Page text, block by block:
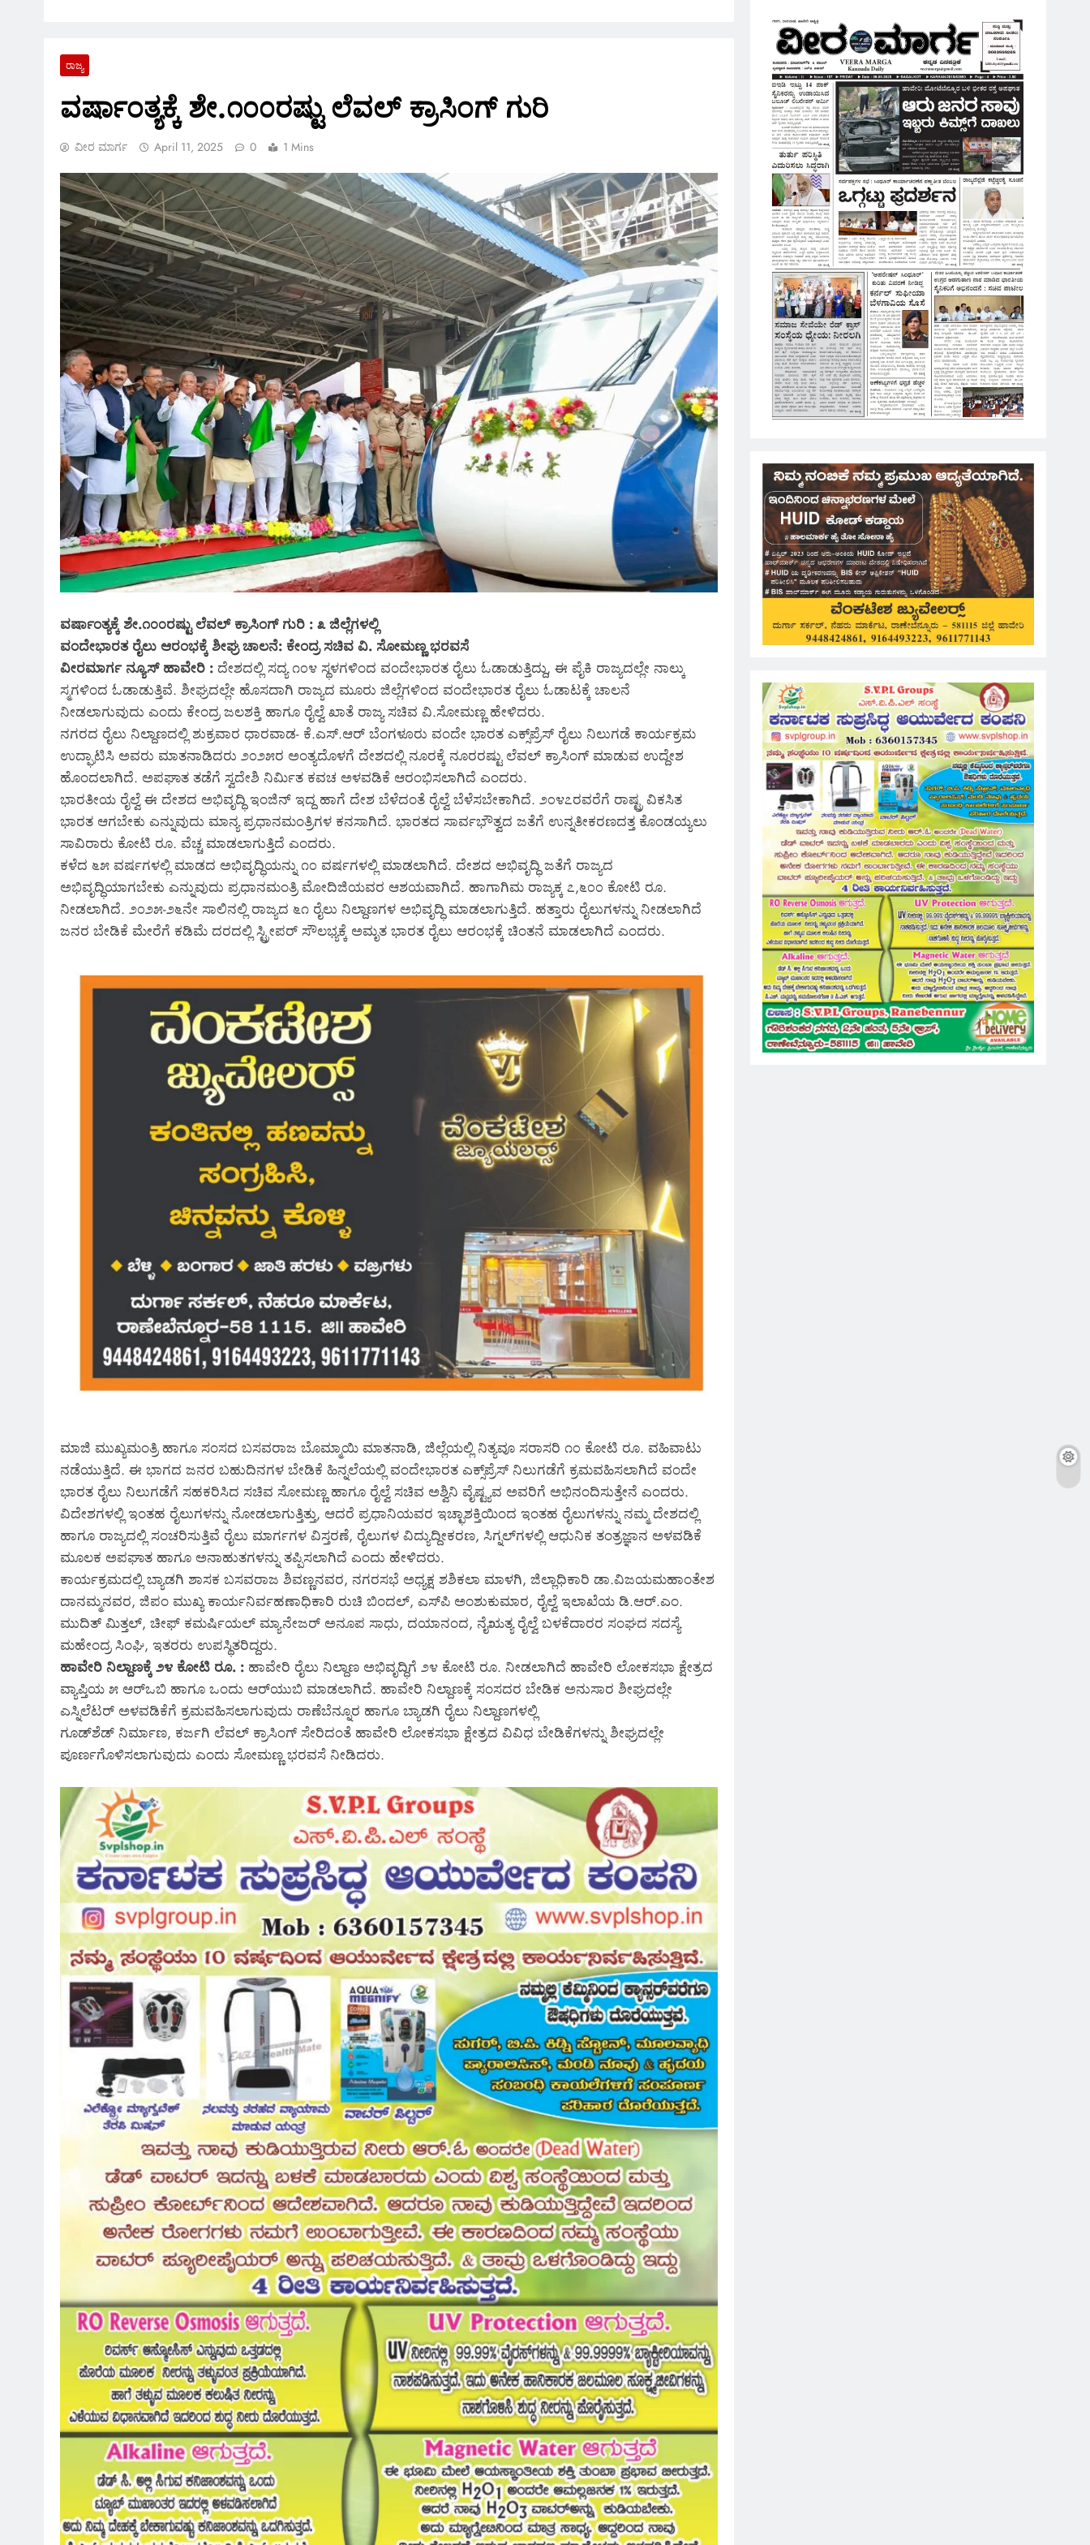
ರಾಜ್ಯ
ವರ್ಷಾಂತ್ಯಕ್ಕೆ ಶೇ.೧೦೦ರಷ್ಟು ಲೆವಲ್ ಕ್ರಾಸಿಂಗ್ ಗುರಿ
ವೀರ ಮಾರ್ಗ April 11, 2025 0 1 Mins
ವರ್ಷಾಂತ್ಯಕ್ಕೆ ಶೇ.೧೦೦ರಷ್ಟು ಲೆವಲ್ ಕ್ರಾಸಿಂಗ್ ಗುರಿ : ೩ ಜಿಲ್ಲೆಗಳಲ್ಲಿ
ವಂದೇಭಾರತ ರೈಲು ಆರಂಭಕ್ಕೆ ಶೀಘ್ರ ಚಾಲನೆ: ಕೇಂದ್ರ ಸಚಿವ ವಿ. ಸೋಮಣ್ಣ ಭರವಸೆ
ವೀರಮಾರ್ಗ ನ್ಯೂಸ್ ಹಾವೇರಿ : ದೇಶದಲ್ಲಿ ಸದ್ಯ ೧೦೪ ಸ್ಥಳಗಳಿಂದ ವಂದೇಭಾರತ ರೈಲು ಓಡಾಡುತ್ತಿದ್ದು, ಈ ಪೈಕಿ ರಾಜ್ಯದಲ್ಲೇ ನಾಲ್ಕು
ಸ್ಮಗಳಿಂದ ಓಡಾಡುತ್ತಿವೆ. ಶೀಘ್ರದಲ್ಲೇ ಹೊಸದಾಗಿ ರಾಜ್ಯದ ಮೂರು ಜಿಲ್ಲೆಗಳಿಂದ ವಂದೇಭಾರತ ರೈಲು ಓಡಾಟಕ್ಕೆ ಚಾಲನೆ
ನೀಡಲಾಗುವುದು ಎಂದು ಕೇಂದ್ರ ಜಲಶಕ್ತಿ ಹಾಗೂ ರೈಲ್ವೆ ಖಾತೆ ರಾಜ್ಯ ಸಚಿವ ವಿ.ಸೋಮಣ್ಣ ಹೇಳಿದರು.
ನಗರದ ರೈಲು ನಿಲ್ದಾಣದಲ್ಲಿ ಶುಕ್ರವಾರ ಧಾರವಾಡ- ಕೆ.ಎಸ್.ಆರ್ ಬೆಂಗಳೂರು ವಂದೇ ಭಾರತ ಎಕ್ಸ್‌ಪ್ರೆಸ್ ರೈಲು ನಿಲುಗಡೆ ಕಾರ್ಯಕ್ರಮ
ಉದ್ಘಾಟಿಸಿ ಅವರು ಮಾತನಾಡಿದರು ೨೦೨೫ರ ಅಂತ್ಯದೊಳಗೆ ದೇಶದಲ್ಲಿ ನೂರಕ್ಕೆ ನೂರರಷ್ಟು ಲೆವಲ್ ಕ್ರಾಸಿಂಗ್ ಮಾಡುವ ಉದ್ದೇಶ
ಹೊಂದಲಾಗಿದೆ. ಅಪಘಾತ ತಡೆಗೆ ಸ್ವದೇಶಿ ನಿರ್ಮಿತ ಕವಚ ಅಳವಡಿಕೆ ಆರಂಭಿಸಲಾಗಿದೆ ಎಂದರು.
ಭಾರತೀಯ ರೈಲ್ವೆ ಈ ದೇಶದ ಅಭಿವೃದ್ಧಿ ಇಂಜಿನ್ ಇದ್ದ ಹಾಗೆ ದೇಶ ಬೆಳೆದಂತೆ ರೈಲ್ವೆ ಬೆಳೆಸಬೇಕಾಗಿದೆ. ೨೦೪೭ರವರೆಗೆ ರಾಷ್ಟ್ರ ವಿಕಸಿತ
ಭಾರತ ಆಗಬೇಕು ಎನ್ನುವುದು ಮಾನ್ಯ ಪ್ರಧಾನಮಂತ್ರಿಗಳ ಕನಸಾಗಿದೆ. ಭಾರತದ ಸಾರ್ವಭೌತ್ವದ ಜತೆಗೆ ಉನ್ನತೀಕರಣದತ್ತ ಕೊಂಡಯ್ಯಲು
ಸಾವಿರಾರು ಕೋಟಿ ರೂ. ವೆಚ್ಚ ಮಾಡಲಾಗುತ್ತಿದೆ ಎಂದರು.
ಕಳೆದ ೬೫ ವರ್ಷಗಳಲ್ಲಿ ಮಾಡದ ಅಭಿವೃದ್ಧಿಯನ್ನು ೧೦ ವರ್ಷಗಳಲ್ಲಿ ಮಾಡಲಾಗಿದೆ. ದೇಶದ ಅಭಿವೃದ್ಧಿ ಜತೆಗೆ ರಾಜ್ಯದ
ಅಭಿವೃದ್ಧಿಯಾಗಬೇಕು ಎನ್ನುವುದು ಪ್ರಧಾನಮಂತ್ರಿ ಮೋದಿಜಿಯವರ ಆಶಯವಾಗಿದೆ. ಹಾಗಾಗಿಮ ರಾಜ್ಯಕ್ಕ ೭,೬೦೦ ಕೋಟಿ ರೂ.
ನೀಡಲಾಗಿದೆ. ೨೦೨೫-೨೬ನೇ ಸಾಲಿನಲ್ಲಿ ರಾಜ್ಯದ ೬೧ ರೈಲು ನಿಲ್ದಾಣಗಳ ಅಭಿವೃದ್ಧಿ ಮಾಡಲಾಗುತ್ತಿದೆ. ಹತ್ತಾರು ರೈಲುಗಳನ್ನು ನೀಡಲಾಗಿದೆ
ಜನರ ಬೇಡಿಕೆ ಮೇರೆಗೆ ಕಡಿಮೆ ದರದಲ್ಲಿ ಸ್ಟ್ರೀಪರ್ ಸೌಲಭ್ಯಕ್ಕೆ ಅಮೃತ ಭಾರತ ರೈಲು ಆರಂಭಕ್ಕೆ ಚಿಂತನೆ ಮಾಡಲಾಗಿದೆ ಎಂದರು.
ಮಾಜಿ ಮುಖ್ಯಮಂತ್ರಿ ಹಾಗೂ ಸಂಸದ ಬಸವರಾಜ ಬೊಮ್ಮಾಯಿ ಮಾತನಾಡಿ, ಜಿಲ್ಲೆಯಲ್ಲಿ ನಿತ್ಯವೂ ಸರಾಸರಿ ೧೦ ಕೋಟಿ ರೂ. ವಹಿವಾಟು
ನಡೆಯುತ್ತಿದೆ. ಈ ಭಾಗದ ಜನರ ಬಹುದಿನಗಳ ಬೇಡಿಕೆ ಹಿನ್ನಲೆಯಲ್ಲಿ ವಂದೇಭಾರತ ಎಕ್ಸ್‌ಪ್ರೆಸ್ ನಿಲುಗಡೆಗೆ ಕ್ರಮವಹಿಸಲಾಗಿದೆ ವಂದೇ
ಭಾರತ ರೈಲು ನಿಲುಗಡೆಗೆ ಸಹಕರಿಸಿದ ಸಚಿವ ಸೋಮಣ್ಣ ಹಾಗೂ ರೈಲ್ವೆ ಸಚಿವ ಅಶ್ವಿನಿ ವೈಷ್ಟ್ಯವ ಅವರಿಗೆ ಅಭಿನಂದಿಸುತ್ತೇನೆ ಎಂದರು.
ವಿದೇಶಗಳಲ್ಲಿ ಇಂತಹ ರೈಲುಗಳನ್ನು ನೋಡಲಾಗುತ್ತಿತ್ತು, ಆದರೆ ಪ್ರಧಾನಿಯವರ ಇಚ್ಛಾಶಕ್ತಿಯಿಂದ ಇಂತಹ ರೈಲುಗಳನ್ನು ನಮ್ಮ ದೇಶದಲ್ಲಿ
ಹಾಗೂ ರಾಜ್ಯದಲ್ಲಿ ಸಂಚರಿಸುತ್ತಿವೆ ರೈಲು ಮಾರ್ಗಗಳ ವಿಸ್ತರಣೆ, ರೈಲುಗಳ ವಿದ್ಯುದ್ದೀಕರಣ, ಸಿಗ್ನಲ್‌ಗಳಲ್ಲಿ ಆಧುನಿಕ ತಂತ್ರಜ್ಞಾನ ಅಳವಡಿಕೆ
ಮೂಲಕ ಅಪಘಾತ ಹಾಗೂ ಅನಾಹುತಗಳನ್ನು ತಪ್ಪಿಸಲಾಗಿದೆ ಎಂದು ಹೇಳಿದರು.
ಕಾರ್ಯಕ್ರಮದಲ್ಲಿ ಬ್ಯಾಡಗಿ ಶಾಸಕ ಬಸವರಾಜ ಶಿವಣ್ಣನವರ, ನಗರಸಭೆ ಅಧ್ಯಕ್ಷ ಶಶಿಕಲಾ ಮಾಳಗಿ, ಜಿಲ್ಲಾಧಿಕಾರಿ ಡಾ.ವಿಜಯಮಹಾಂತೇಶ
ದಾನಮ್ಮನವರ, ಜಿಪಂ ಮುಖ್ಯ ಕಾರ್ಯನಿರ್ವಹಣಾಧಿಕಾರಿ ರುಚಿ ಬಿಂದಲ್, ಎಸ್‌ಪಿ ಅಂಶುಕುಮಾರ, ರೈಲ್ವೆ ಇಲಾಖೆಯ ಡಿ.ಆರ್.ಎಂ.
ಮುದಿತ್ ಮಿತ್ತಲ್, ಚೀಫ್ ಕಮರ್ಷಿಯಲ್ ಮ್ಯಾನೇಜರ್ ಅನೂಪ ಸಾಧು, ದಯಾನಂದ, ನೈಋತ್ಯ ರೈಲ್ವೆ ಬಳಕೆದಾರರ ಸಂಘದ ಸದಸ್ಯೆ
ಮಹೇಂದ್ರ ಸಿಂಘಿ, ಇತರರು ಉಪಸ್ಥಿತರಿದ್ದರು.
ಹಾವೇರಿ ನಿಲ್ದಾಣಕ್ಕೆ ೨೪ ಕೋಟಿ ರೂ. : ಹಾವೇರಿ ರೈಲು ನಿಲ್ದಾಣ ಅಭಿವೃದ್ಧಿಗೆ ೨೪ ಕೋಟಿ ರೂ. ನೀಡಲಾಗಿದೆ ಹಾವೇರಿ ಲೋಕಸಭಾ ಕ್ಷೇತ್ರದ
ವ್ಯಾಪ್ತಿಯ ೫ ಆರ್‌ಒಬಿ ಹಾಗೂ ಒಂದು ಆರ್‌ಯುಬಿ ಮಾಡಲಾಗಿದೆ. ಹಾವೇರಿ ನಿಲ್ದಾಣಕ್ಕೆ ಸಂಸದರ ಬೇಡಿಕ ಅನುಸಾರ ಶೀಘ್ರದಲ್ಲೇ
ಎಸ್ನಿಲೆಟರ್ ಅಳವಡಿಕೆಗೆ ಕ್ರಮವಹಿಸಲಾಗುವುದು ರಾಣೆಬೆನ್ನೂರ ಹಾಗೂ ಬ್ಯಾಡಗಿ ರೈಲು ನಿಲ್ದಾಣಗಳಲ್ಲಿ
ಗೂಡ್‌ಶೆಡ್ ನಿರ್ಮಾಣ, ಕರ್ಜಗಿ ಲೆವಲ್ ಕ್ರಾಸಿಂಗ್ ಸೇರಿದಂತೆ ಹಾವೇರಿ ಲೋಕಸಭಾ ಕ್ಷೇತ್ರದ ವಿವಿಧ ಬೇಡಿಕೆಗಳನ್ನು ಶೀಘ್ರದಲ್ಲೇ
ಪೂರ್ಣಗೊಳಿಸಲಾಗುವುದು ಎಂದು ಸೋಮಣ್ಣ ಭರವಸೆ ನೀಡಿದರು.